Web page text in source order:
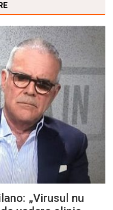
„Virusul nu